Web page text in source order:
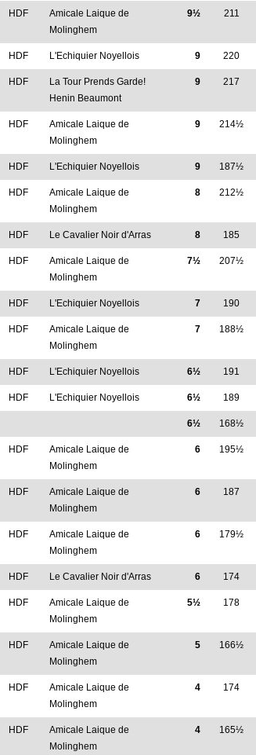
HDF
Amicale Laique de
Molinghem
9½ 211
HDF L'Echiquier Noyellois 9 220
HDF
La Tour Prends Garde!
Henin Beaumont
9 217
HDF
Amicale Laique de
Molinghem
9 214½
HDF L'Echiquier Noyellois 9 187½
HDF
Amicale Laique de
Molinghem
8 212½
HDF Le Cavalier Noir d'Arras 8 185
HDF
Amicale Laique de
Molinghem
7½ 207½
HDF L'Echiquier Noyellois 7 190
HDF
Amicale Laique de
Molinghem
7 188½
HDF L'Echiquier Noyellois 6½ 191
HDF L'Echiquier Noyellois 6½ 189
6½ 168½
HDF
Amicale Laique de
Molinghem
6 195½
HDF
Amicale Laique de
Molinghem
6 187
HDF
Amicale Laique de
Molinghem
6 179½
HDF Le Cavalier Noir d'Arras 6 174
HDF
Amicale Laique de
Molinghem
5½ 178
HDF
Amicale Laique de
Molinghem
5 166½
HDF
Amicale Laique de
Molinghem
4 174
HDF
Amicale Laique de
Molinghem
4 165½